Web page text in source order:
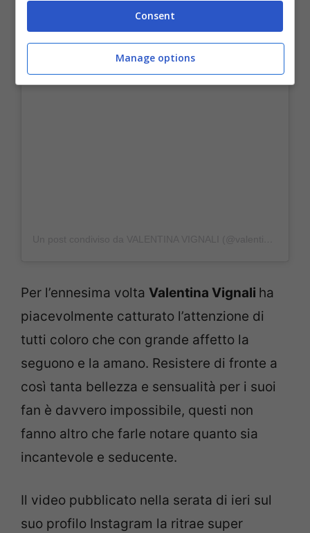
Per l’ennesima volta Valentina Vignali ha
piacevolmente catturato l’attenzione di
tutti coloro che con grande affetto la
seguono e la amano. Resistere di fronte a
così tanta bellezza e sensualità per i suoi
fan è davvero impossibile, questi non
fanno altro che farle notare quanto sia
incantevole e seducente.
Il video pubblicato nella serata di ieri sul
suo profilo Instagram la ritrae super
Consent
Manage options